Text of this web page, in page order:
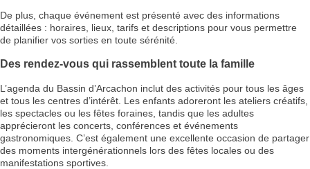
De plus, chaque événement est présenté avec des informations
détaillées : horaires, lieux, tarifs et descriptions pour vous permettre
de planifier vos sorties en toute sérénité.
Des rendez-vous qui rassemblent toute la famille
L’agenda du Bassin d’Arcachon inclut des activités pour tous les âges
et tous les centres d’intérêt. Les enfants adoreront les ateliers créatifs,
les spectacles ou les fêtes foraines, tandis que les adultes
apprécieront les concerts, conférences et événements
gastronomiques. C’est également une excellente occasion de partager
des moments intergénérationnels lors des fêtes locales ou des
manifestations sportives.